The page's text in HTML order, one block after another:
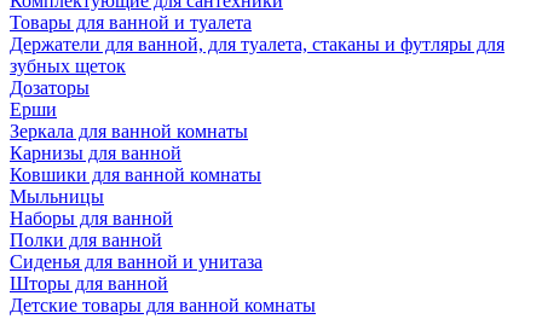
Товары для ванной и туалета
Держатели для ванной, для туалета, стаканы и футляры для
зубных щеток
Дозаторы
Ерши
Зеркала для ванной комнаты
Карнизы для ванной
Ковшики для ванной комнаты
Мыльницы
Наборы для ванной
Полки для ванной
Сиденья для ванной и унитаза
Шторы для ванной
Детские товары для ванной комнаты